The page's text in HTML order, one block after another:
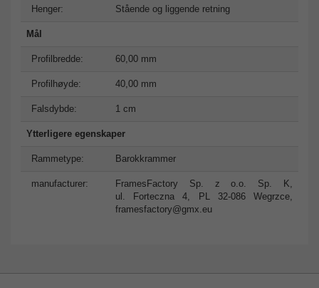
Henger: Stående og liggende retning
Mål
Profilbredde: 60,00 mm
Profilhøyde: 40,00 mm
Falsdybde: 1 cm
Ytterligere egenskaper
Rammetype: Barokkrammer
manufacturer:
FramesFactory Sp. z o.o. Sp. K,
ul. Forteczna 4, PL 32-086 Wegrzce,
framesfactory@gmx.eu